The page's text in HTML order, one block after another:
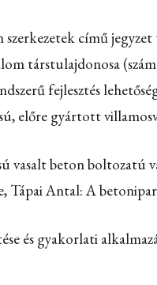
című jegyzet
társtulajdonosa
fejlesztés
előre gyártott
beton boltozatú
Antal: A
és gyakorlati